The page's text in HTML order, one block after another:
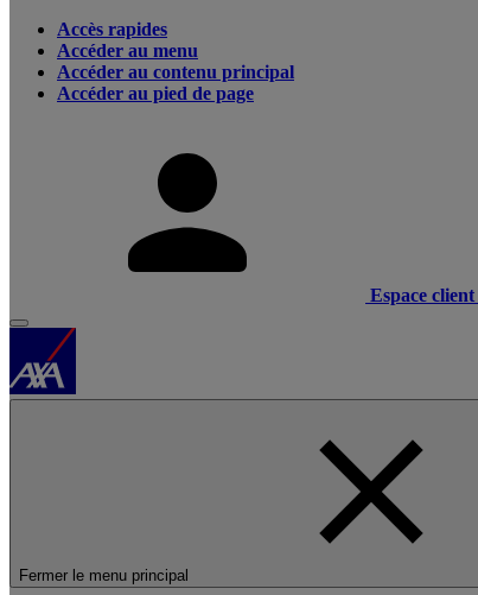
Accès rapides
Accéder au menu
Accéder au contenu principal
Accéder au pied de page
Espace client
Fermer le menu principal